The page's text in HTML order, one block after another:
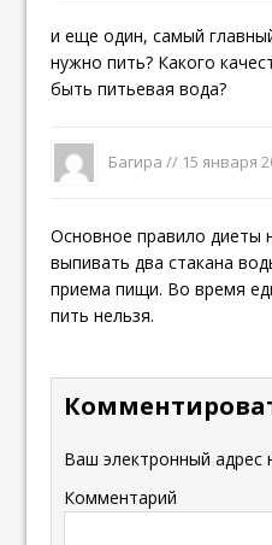
и еще один, самый
нужно пить? Какого
быть питьевая вода?
Багира // 15 января
Основное правило диеты
выпивать два стакана
приема пищи. Во время
пить нельзя.
Ваш электронный адрес
Комментарий